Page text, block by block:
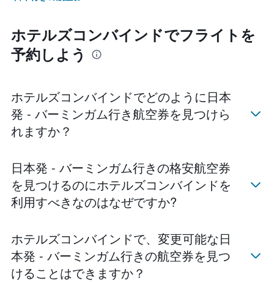
ホテルズコンバインドでフライトを
予約しよう
ホテルズコンバインドでどのように日本
発 - バーミンガム​行き航空券を見つけら
れますか？
日本発 - バーミンガム行きの格安航空券
を見つけるのにホテルズコンバインドを
利用すべきなのはなぜですか?
ホテルズコンバインド​で、変更可能な日
本発 - バーミンガム​行きの航空券を見つ
けることはできますか？